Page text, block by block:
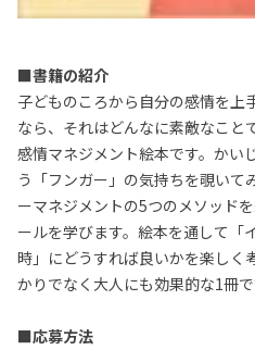
■書籍の紹介
子どものころから自分の感情を上
なら、それはどんなに素敵なこと
感情マネジメント絵本です。かい
う「フンガー」の気持ちを覗いて
ーマネジメントの5つのメソッド
ールを学びます。絵本を通して「
時」にどうすれば良いかを楽しく
かりでなく大人にも効果的な1冊で
■応募方法